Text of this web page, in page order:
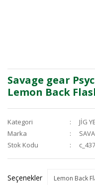
Savage gear
Lemon Back
Kategori
JİG
Marka
Stok Kodu
Seçenekler